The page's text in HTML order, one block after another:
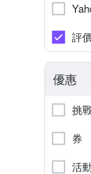
評
優惠
挑
券
活